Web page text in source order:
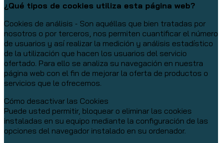
¿Qué tipos de cookies utiliza esta página web?
Cookies de análisis - Son aquéllas que bien tratadas por
nosotros o por terceros, nos permiten cuantificar el número
de usuarios y así realizar la medición y análisis estadístico
de la utilización que hacen los usuarios del servicio
ofertado. Para ello se analiza su navegación en nuestra
página web con el fin de mejorar la oferta de productos o
servicios que le ofrecemos.
Cómo desactivar las Cookies
Puede usted permitir, bloquear o eliminar las cookies
instaladas en su equipo mediante la configuración de las
opciones del navegador instalado en su ordenador.